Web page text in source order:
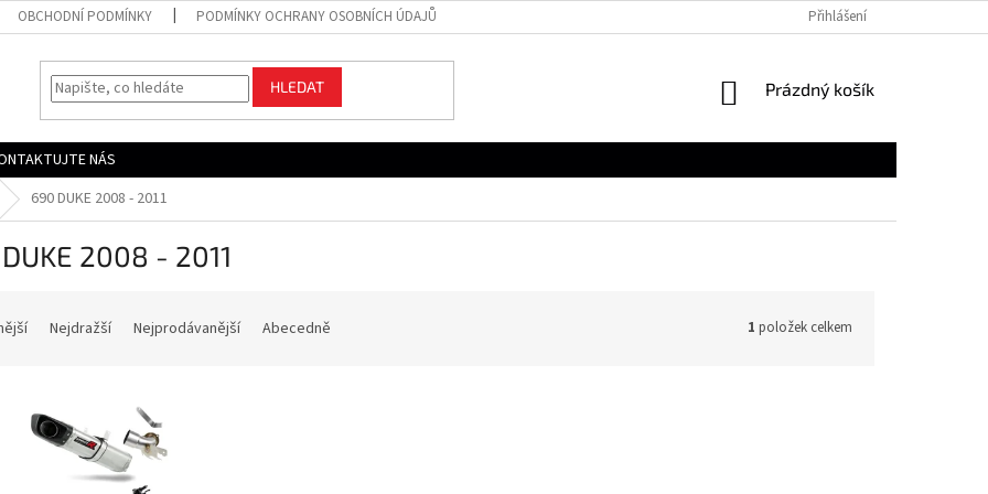
OBCHODNÍ PODMÍNKY PODMÍNKY OCHRANY OSOBNÍCH ÚDAJŮ Přihlášení
HLEDAT
NÁKUPNÍ
Prázdný košík
NÁS
690 DUKE 2008 - 2011
2008 - 2011
Nejdražší Nejprodávanější Abecedně 1 položek celkem